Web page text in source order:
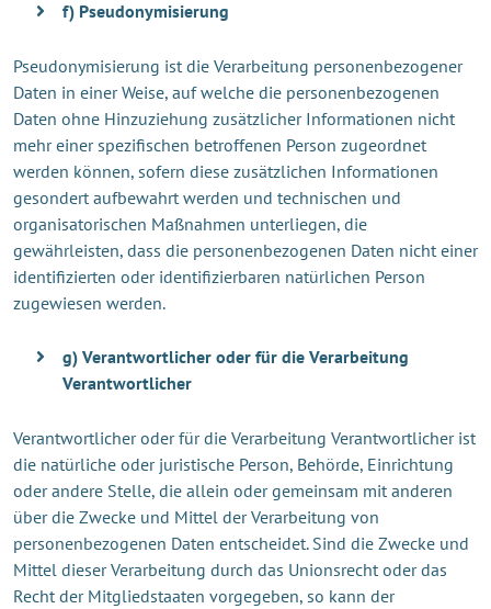
f) Pseudonymisierung
Pseudonymisierung ist die Verarbeitung personenbezogener
Daten in einer Weise, auf welche die personenbezogenen
Daten ohne Hinzuziehung zusätzlicher Informationen nicht
mehr einer spezifischen betroffenen Person zugeordnet
werden können, sofern diese zusätzlichen Informationen
gesondert aufbewahrt werden und technischen und
organisatorischen Maßnahmen unterliegen, die
gewährleisten, dass die personenbezogenen Daten nicht einer
identifizierten oder identifizierbaren natürlichen Person
zugewiesen werden.
g) Verantwortlicher oder für die Verarbeitung
Verantwortlicher
Verantwortlicher oder für die Verarbeitung Verantwortlicher ist
die natürliche oder juristische Person, Behörde, Einrichtung
oder andere Stelle, die allein oder gemeinsam mit anderen
über die Zwecke und Mittel der Verarbeitung von
personenbezogenen Daten entscheidet. Sind die Zwecke und
Mittel dieser Verarbeitung durch das Unionsrecht oder das
Recht der Mitgliedstaaten vorgegeben, so kann der